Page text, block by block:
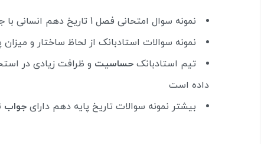
نمونه سوال امتحانی فصل 1 تاریخ دهم انسانی با جواب مطابق با
نمونه سوالات استادبانک از لحاظ ساختار و
تیم استادبانک حساسیت و ظرافت زیادی در
داده است
بیشتر نمونه سوالات تاریخ پایه دهم دارای جواب